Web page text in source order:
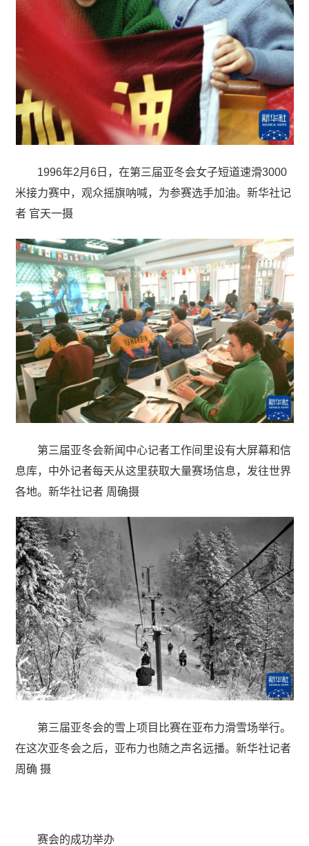
1996年2月6日，在第三届亚冬会女子短道速滑3000
米接力赛中，观众摇旗呐喊，为参赛选手加油。新华社记
者 官天一摄
第三届亚冬会新闻中心记者工作间里设有大屏幕和信
息库，中外记者每天从这里获取大量赛场信息，发往世界
各地。新华社记者 周确摄
第三届亚冬会的雪上项目比赛在亚布力滑雪场举行。
在这次亚冬会之后，亚布力也随之声名远播。新华社记者
周确 摄
赛会的成功举办